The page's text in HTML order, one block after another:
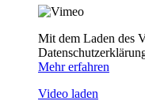
Mit dem Laden des
Mehr erfahren
Video laden